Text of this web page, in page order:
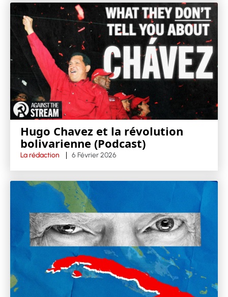
Hugo Chavez et la révolution
bolivarienne (Podcast)
La rédaction 6 Février 2026